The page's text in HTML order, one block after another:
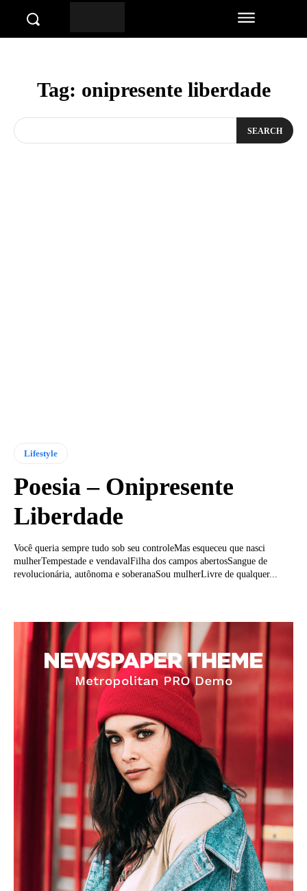
Tag: onipresente liberdade
SEARCH
Lifestyle
Poesia – Onipresente
Liberdade
Você queria sempre tudo sob seu controleMas esqueceu que nasci
mulherTempestade e vendavalFilha dos campos abertosSangue de
revolucionária, autônoma e soberanaSou mulherLivre de qualquer...